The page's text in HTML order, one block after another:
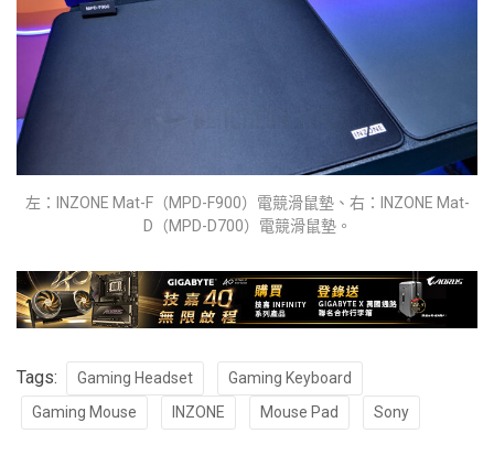
左：INZONE Mat-F（MPD-F900）電競滑鼠墊、右：INZONE Mat-
D（MPD-D700）電競滑鼠墊。
Tags: Gaming Headset
Gaming Keyboard
Gaming Mouse
INZONE Mouse Pad Sony